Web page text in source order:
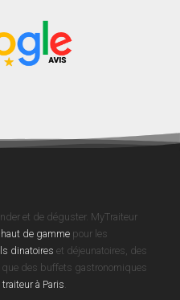
et de déguster. MyTraiteur
de gamme pour les
dinatoires et déjeunatoires, des
que des buffets gastronomiques
traiteur à Paris.